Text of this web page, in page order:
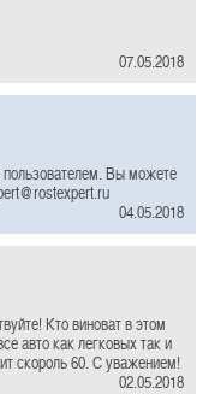
07.05.2018
Вы можете
04.05.2018
Кто виноват в этом
авто как легковых так и
скороль 60. С уважением!
02.05.2018